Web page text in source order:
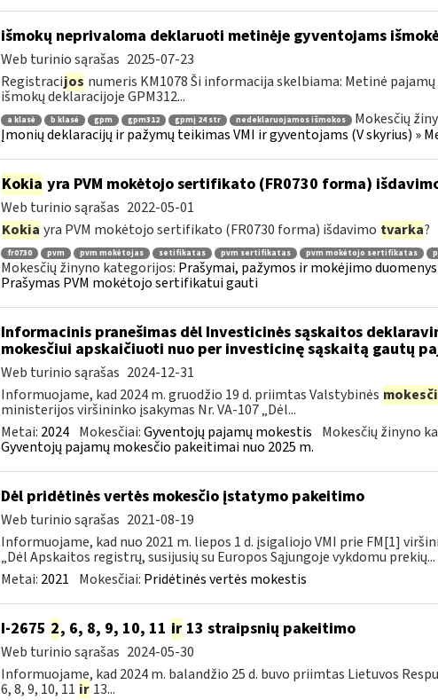
išmokų neprivaloma deklaruoti metinėje gyventojams
Web turinio sąrašas 2025-07-23
Registracijos numeris KM1078 Ši informacija skelbiama: Metinė
išmokų deklaracijoje GPM312...
a klasė b klasė gpm gpm312 gpmį 24 str nedeklaruojamos išmokos Mokesčių
Įmonių deklaracijų ir pažymų teikimas VMI ir gyventojams (V skyrius) »
Kokia yra PVM mokėtojo sertifikato (FR0730 forma)
Web turinio sąrašas 2022-05-01
Kokia yra PVM mokėtojo sertifikato (FR0730 forma) išdavimo tvarka?
fr0730 pvm pvm mokėtojas setifikatas pvm sertifikatas pvm mokėtojo sertifikatas
Mokesčių žinyno kategorijos: Prašymai, pažymos ir mokėjimo
Prašymas PVM mokėtojo sertifikatui gauti
Informacinis pranešimas dėl Investicinės sąskaitos
mokesčiui apskaičiuoti nuo per investicinę sąskaitą gautų
Web turinio sąrašas 2024-12-31
Informuojame, kad 2024 m. gruodžio 19 d. priimtas Valstybinės
ministerijos viršininko įsakymas Nr. VA-107 „Dėl...
Metai: 2024 Mokesčiai:Gyventojų pajamų mokestis Mokesčių žinyno
Gyventojų pajamų mokesčio pakeitimai nuo 2025 m.
Dėl pridėtinės vertės mokesčio įstatymo pakeitimo
Web turinio sąrašas 2021-08-19
Informuojame, kad nuo 2021 m. liepos 1 d. įsigaliojo VMI prie FM[1]
„Dėl Apskaitos registrų, susijusių su Europos Sąjungoje vykdomu prekių...
Metai: 2021 Mokesčiai: Pridėtinės vertės mokestis
I-2675 2, 6, 8, 9, 10, 11 ir13 straipsnių pakeitimo
Web turinio sąrašas 2024-05-30
Informuojame, kad 2024 m. balandžio 25 d. buvo priimtas Lietuvos
6, 8, 9, 10, 11 ir 13...